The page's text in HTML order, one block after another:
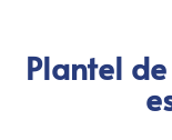
Plantel